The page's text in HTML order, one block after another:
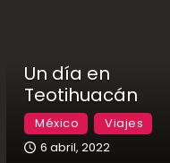
Un día en
Teotihuacán
México
Viajes
6 abril, 2022